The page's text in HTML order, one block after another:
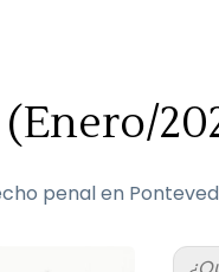
penal en